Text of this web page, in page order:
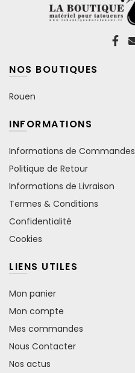
NOS BOUTIQUES
Rouen
INFORMATIONS
Informations de Commandes
Politique de Retour
Informations de Livraison
Termes & Conditions
Confidentialité
Cookies
LIENS UTILES
Mon panier
Mon compte
Mes commandes
Nous Contacter
Nos actus